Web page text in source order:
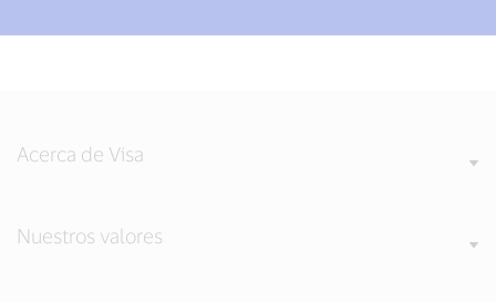
Acerca de Visa
Nuestros valores